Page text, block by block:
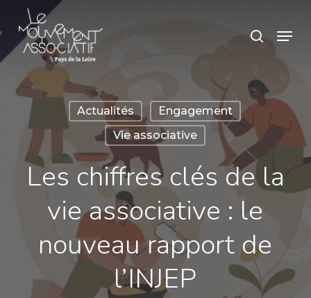
to
main
content
search
Menu
Actualités
Engagement
Vie associative
Les chiffres clés de la
vie associative : le
nouveau rapport de
l’INJEP
Panneau de gestion des cookies